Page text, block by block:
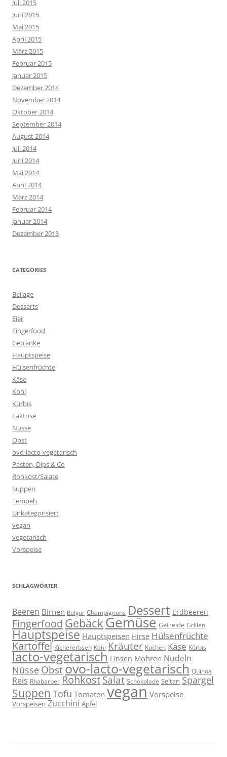
Juli 2015
Juni 2015
Mai 2015
April 2015
März 2015
Februar 2015
Januar 2015
Dezember 2014
November 2014
Oktober 2014
September 2014
August 2014
Juli 2014
Juni 2014
Mai 2014
April 2014
März 2014
Februar 2014
Januar 2014
Dezember 2013
CATEGORIES
Beilage
Desserts
Eier
Fingerfood
Getränke
Hauptspeise
Hülsenfrüchte
Käse
Kohl
Kürbis
Laktose
Nüsse
Obst
ovo-lacto-vegetarisch
Pasten, Dips & Co
Rohkost/Salate
Suppen
Tempeh
Unkategorisiert
vegan
vegetarisch
Vorspeise
SCHLAGWÖRTER
Beeren Birnen Bulgur Champignons Dessert Erdbeeren
Fingerfood Gebäck Gemüse Getreide Grillen
Hauptspeise Hauptspeisen Hirse Hülsenfrüchte
Kartoffel Kichererbsen Kohl Kräuter Kuchen Käse Kürbis
lacto-vegetarisch Linsen Möhren Nudeln
Nüsse Obstovo-lacto-vegetarisch Quinoa
Reis Rhabarber RohkostSalat Schokolade Seitan Spargel
Suppen Tofu Tomaten vegan Vorspeise
Vorspeisen Zucchini Äpfel